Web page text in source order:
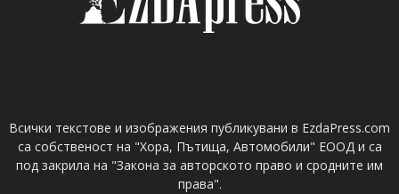
Всички текстове и изображения публикувани в EzdaPress.com
са собственост на "Хора, Пътища, Автомобили" ЕООД и са
под закрила на "Закона за авторското право и сродните им
права".